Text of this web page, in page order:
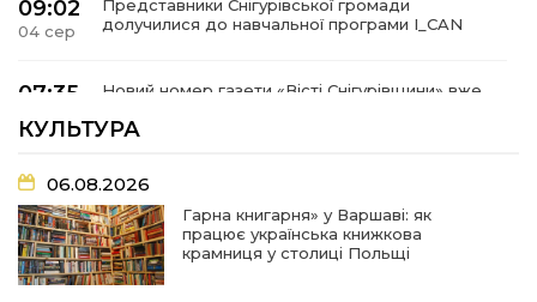
09:02
04 сер
Представники Снігурівської громади
долучилися до навчальної програми I_CAN
07:35
Новий номер газети «Вісті Снігурівщини» вже
07:31
03 сер
Турбота, що долає відстані: Снігурівська
громада поповнила автопарк соціальних
послуг
07:27
Удар по крамниці: на Снігурівщині російський
дрон поранив двох мирних жителів
КУЛЬТУРА
06.08.2026
Гарна книгарня» у Варшаві: як
працює українська книжкова
крамниця у столиці Польщі